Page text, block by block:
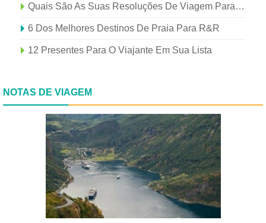
Quais São As Suas Resoluções De Viagem Para 2014?
6 Dos Melhores Destinos De Praia Para R&R
12 Presentes Para O Viajante Em Sua Lista
NOTAS DE VIAGEM